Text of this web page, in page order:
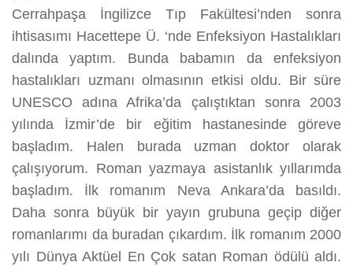
Cerrahpaşa İngilizce Tıp Fakültesi’nden sonra
ihtisasımı Hacettepe Ü. ‘nde Enfeksiyon Hastalıkları
dalında yaptım. Bunda babamın da enfeksiyon
hastalıkları uzmanı olmasının etkisi oldu. Bir süre
UNESCO adına Afrika’da çalıştıktan sonra 2003
yılında İzmir’de bir eğitim hastanesinde göreve
başladım. Halen burada uzman doktor olarak
çalışıyorum. Roman yazmaya asistanlık yıllarımda
başladım. İlk romanım Neva Ankara’da basıldı.
Daha sonra büyük bir yayın grubuna geçip diğer
romanlarımı da buradan çıkardım. İlk romanım 2000
yılı Dünya Aktüel En Çok satan Roman ödülü aldı.